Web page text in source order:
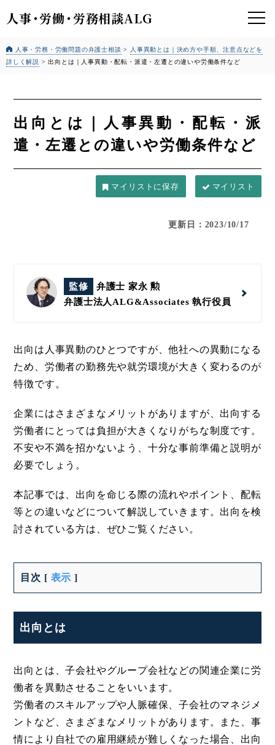
人事・労働・労務相談ALG
人事・労務・労働問題の弁護士相談 >
人事異動とは｜決め方や手順、注意点などを
詳しく解説 >出向とは｜人事異動・配転・派遣・左遷との違いや労働条件など
出向とは｜人事異動・配転・派
遣・左遷との違いや労働条件など
マイリスト
更新日：2023/10/17
監修
弁護士 家永 勲
弁護士法人ALG&Associates執行役員
出向は人事異動のひとつですが、他社への異動になる
ため、労働者の勤務先や就労環境が大きく変わるのが
特徴です。
企業にはさまざまなメリットがありますが、出向する
労働者にとっては負担が大きくなりがちな制度です。
不安や不満を招かないよう、十分な事前準備と説明が
必要でしょう。
本記事では、出向を命じる際の流れやポイント、配転
等との違いなどについて解説していきます。出向を検
討されている方は、ぜひご覧ください。
目次 [ 表示 ]
出向とは
出向とは、子会社やグループ会社などの関連企業に労
働者を異動させることをいいます。
労働者のスキルアップや人脈確保、子会社のマネジメ
ントなど、さまざまなメリットがあります。また、事
情により自社での雇用継続が難しくなった場合、出向